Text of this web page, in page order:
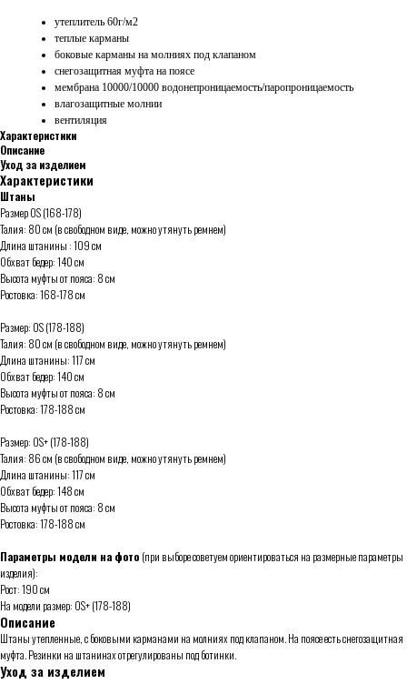
утеплитель 60г/м2
теплые карманы
боковые карманы на молниях под клапаном
снегозащитная муфта на поясе
мембрана 10000/10000 водонепроницаемость/паропроницаемость
влагозащитные молнии
вентиляция
Характеристики
Описание
Уход за изделием
Характеристики
Штаны
Размер OS (168-178)
Талия: 80 см (в свободном виде, можно утянуть ремнем)
Длина штанины : 109 см
Обхват бедер: 140 см
Высота муфты от пояса: 8 см
Ростовка: 168-178 см
Размер: OS (178-188)
Талия: 80 см (в свободном виде, можно утянуть ремнем)
Длина штанины: 117 см
Обхват бедер: 140 см
Высота муфты от пояса: 8 см
Ростовка: 178-188 см
Размер: OS+ (178-188)
Талия: 86 см (в свободном виде, можно утянуть ремнем)
Длина штанины: 117 см
Обхват бедер: 148 см
Высота муфты от пояса: 8 см
Ростовка: 178-188 см
Параметры модели на фото (при выборе советуем ориентироваться на размерные параметры
изделия):
Рост: 190 см
На модели размер: OS+ (178-188)
Описание
Штаны утепленные, с боковыми карманами на молниях под клапаном. На поясе есть снегозащитная
муфта. Резинки на штанинах отрегулированы под ботинки.
Уход за изделием